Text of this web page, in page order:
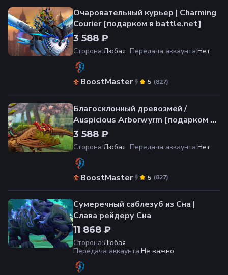
Очаровательный курьер | Charming
Courier [подарком в battle.net]
3 588 ₽
Сторона:Любая Передача аккаунта:Нет
BoostMaster (827)
5
Благосклонный древозмей /
Auspicious Arborwyrm [подарком в
battle.net]
3 588 ₽
Сторона:Любая Передача аккаунта:Нет
BoostMaster (827)
5
Сумеречный саблезуб из Сна |
Слава рейдеру Сна
11 868 ₽
Сторона:Любая
Передача аккаунта:Не важно